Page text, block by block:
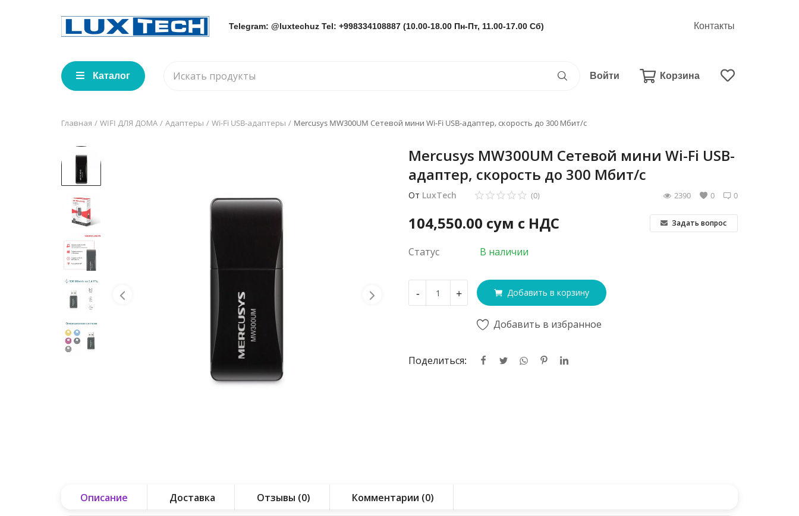
Telegram: @luxtechuz Tel: +998334108887 (10.00-18.00 Пн-Пт, 11.00-17.00 Сб) Контакты
Каталог Войти Корзина
Главная WIFI ДЛЯ ДОМА Адаптеры Wi-Fi USB-адаптеры Mercusys MW300UM Сетевой мини Wi-Fi USB-адаптер, скорость до 300 Мбит/с
Mercusys MW300UM Сетевой мини Wi-Fi USB-
адаптер, скорость до 300 Мбит/с
От LuxTech 0
(0) 0
2390
104,550.00 сум с НДС Задать вопрос
Статус В наличии
- + Добавить в корзину
Добавить в избранное
Поделиться:
Описание Доставка Отзывы (0) Комментарии (0)